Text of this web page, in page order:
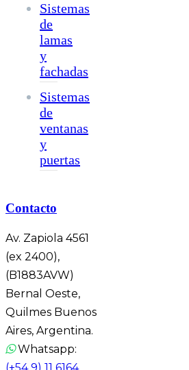
Sistemas
de
lamas
y
fachadas
Sistemas
de
ventanas
y
puertas
Contacto
Av. Zapiola 4561
(ex 2400),
(B1883AVW)
Bernal Oeste,
Quilmes Buenos
Aires, Argentina.
Whatsapp: